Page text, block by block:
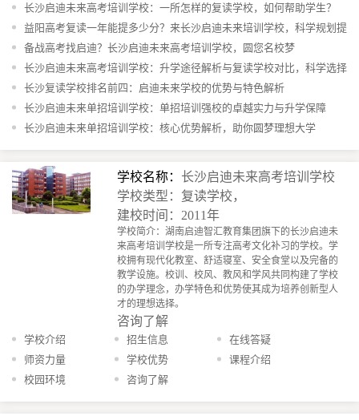
长沙启迪未来高考培训学校：一所怎样的复读学校，如何帮助学生？
益阳高考复读一年能提多少分？来长沙启迪未来培训学校，科学规划提
分快备战高考找启迪？长沙启迪未来高考培训学校，圆您名校梦
长沙启迪未来高考培训学校：升学途径解析与复读学校对比，科学选择
是关键
长沙复读学校排名前四：启迪未来学校的优势与特色解析
长沙启迪未来单招培训学校：单招培训强校的卓越实力与升学保障
长沙启迪未来单招培训学校：核心优势解析，助你圆梦理想大学
学校名称： 长沙启迪未来高考培训学校
学校类型：复读学校，
建校时间：2011年
学校简介：湖南启迪智汇教育集团旗下的长沙启迪未
来高考培训学校是一所专注高考文化补习的学校。学
校拥有现代化教室、舒适寝室、安全食堂以及完备的
教学设施。校训、校风、教风和学风共同构建了学校
的办学理念，办学特色和优势使其成为培养创新型人
才的理想选择。
咨询了解
学校介绍 招生信息
在线答疑
师资力量
学校优势
课程介绍
校园环境
咨询了解